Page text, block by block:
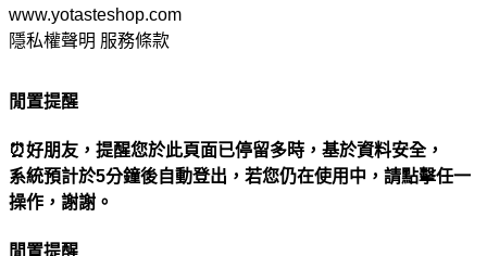
www.yotasteshop.com
隱私權聲明 服務條款
閒置提醒
⏰好朋友，提醒您於此頁面已停留多時，基於資料安全，
系統預計於5分鐘後自動登出，若您仍在使用中，請點擊任一
操作，謝謝。
閒置提醒